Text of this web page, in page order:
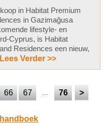
in Habitat Premium
in Gazimağusa
lifestyle- en
Cyprus, is Habitat
Residences een nieuw,
Lees Verder >>
66 67 .... 76 >